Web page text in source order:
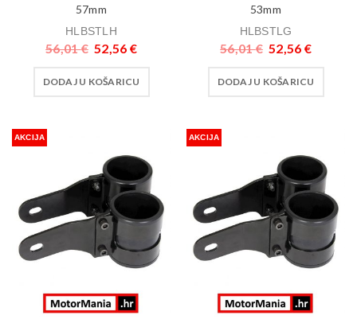
57mm
HLBSTLH
56,01€ 52,56 €
DODAJ U KOŠARICU
53mm
HLBSTLG
56,01€ 52,56 €
DODAJ U KOŠARICU
AKCIJA AKCIJA